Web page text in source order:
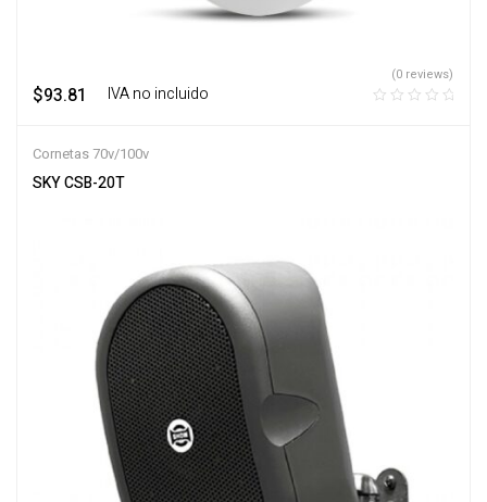
$93.81 ‎ ‎ ‎ IVA no incluido
(0 reviews)
Cornetas 70v/100v
SKY CSB-20T